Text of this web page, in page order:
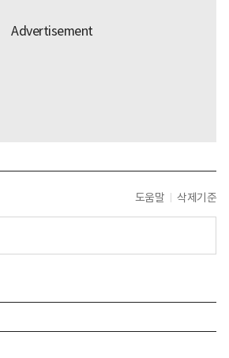
도움말 삭제기준